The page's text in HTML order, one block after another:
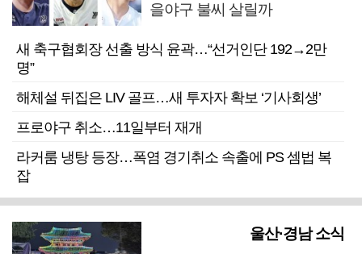
을야구 불씨 살릴까
새 축구협회장 선출 방식 윤곽…“선거인단 192→2만
명”
해체설 뒤집은 LIV 골프…새 투자자 확보 ‘기사회생’
프로야구 취소…11일부터 재개
라커룸 냉탕 등장…폭염 경기취소 속출에 PS 셈법 복
잡
울산·경남 소식